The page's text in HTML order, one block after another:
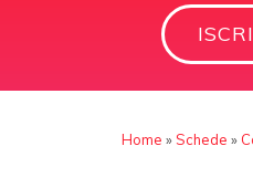
Home »Schede »